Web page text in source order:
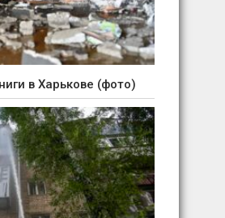
в Харькове (фото)